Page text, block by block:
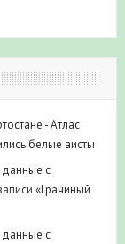
- Атлас
белые аисты
данные с
«Грачиный
данные с